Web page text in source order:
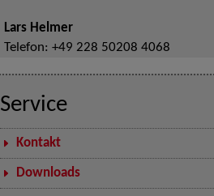
Lars Helmer
Telefon: +49 228 50208 4068
Service
Kontakt
Downloads